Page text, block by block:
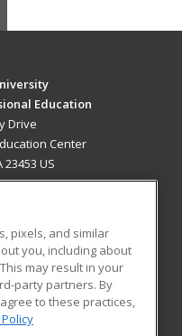
Education
Drive
Center
US
Blog
pixels, and similar
you, including about
may result in your
party partners. By
to these practices,